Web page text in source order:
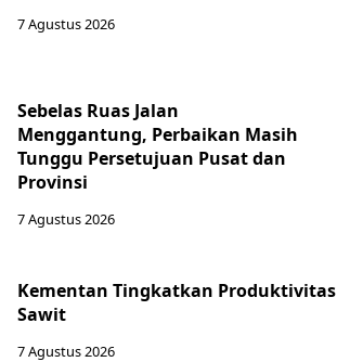
7 Agustus 2026
Sebelas Ruas Jalan
Menggantung, Perbaikan Masih
Tunggu Persetujuan Pusat dan
Provinsi
7 Agustus 2026
Kementan Tingkatkan Produktivitas
Sawit
7 Agustus 2026